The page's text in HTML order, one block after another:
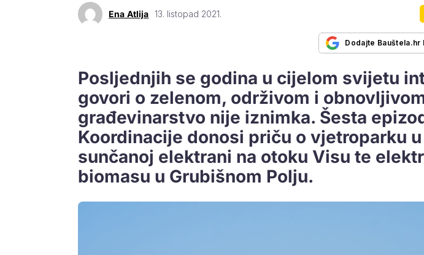
Ena Atlija 13. listopad 2021.
Dodajte
Posljednjih se godina u cijelom svijetu
govori o zelenom, održivom i
građevinarstvo nije iznimka. Šesta
Koordinacije donosi priču o vjetroparku u
sunčanoj elektrani na otoku Visu te
biomasu u Grubišnom Polju.